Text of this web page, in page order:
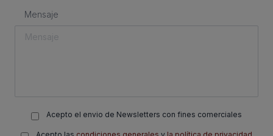
Mensaje
Acepto el envio de Newsletters con fines comerciales